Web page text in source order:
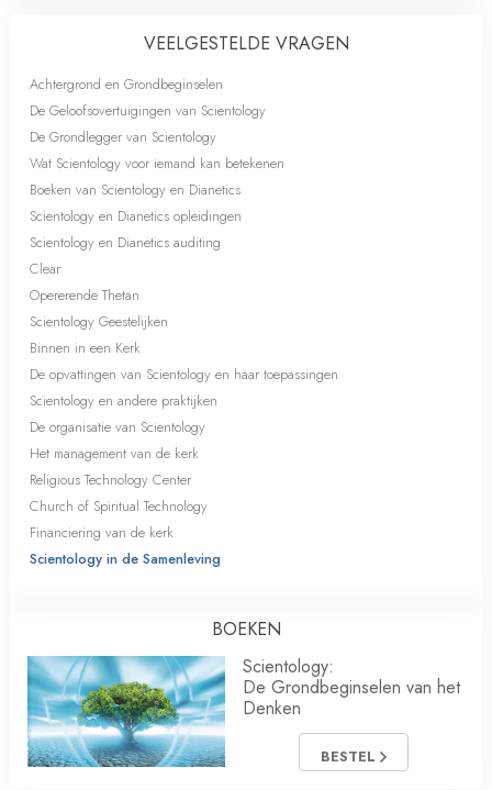
VEELGESTELDE VRAGEN
Achtergrond en Grondbeginselen
De Geloofsovertuigingen van Scientology
De Grondlegger van Scientology
Wat Scientology voor iemand kan betekenen
Boeken van Scientology en Dianetics
Scientology en Dianetics opleidingen
Scientology en Dianetics auditing
Clear
Opererende Thetan
Scientology Geestelijken
Binnen in een Kerk
De opvattingen van Scientology en haar toepassingen
Scientology en andere praktijken
De organisatie van Scientology
Het management van de kerk
Religious Technology Center
Church of Spiritual Technology
Financiering van de kerk
Scientology in de Samenleving
BOEKEN
Scientology:
De Grondbeginselen van het
Denken
BESTEL